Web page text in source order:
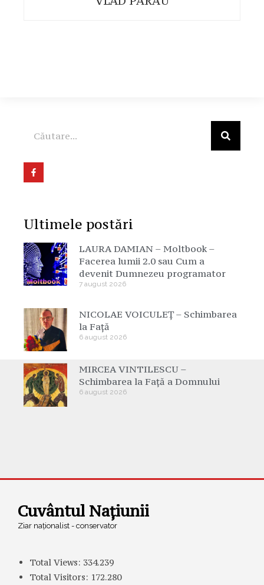
Ultimele postări
LAURA DAMIAN – Moltbook –
Facerea lumii 2.0 sau Cum a
devenit Dumnezeu programator
7 august 2026
NICOLAE VOICULEȚ – Schimbarea
la Față
6 august 2026
MIRCEA VINTILESCU –
Schimbarea la Față a Domnului
6 august 2026
Cuvântul Națiunii
Ziar naționalist - conservator
Total Views: 334.239
Total Visitors: 172.280